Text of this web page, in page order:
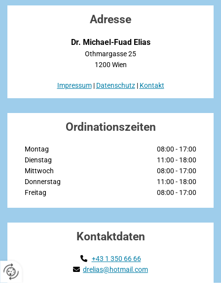
Adresse
Dr. Michael-Fuad Elias
Othmargasse 25
1200 Wien
Impressum| Datenschutz| Kontakt
Ordinationszeiten
Montag
08:00 - 17:00
Dienstag
11:00 - 18:00
Mittwoch
08:00 - 17:00
Donnerstag
11:00 - 18:00
Freitag
08:00 - 17:00
Kontaktdaten
 +43 1 350 66 66
 drelias@hotmail.com